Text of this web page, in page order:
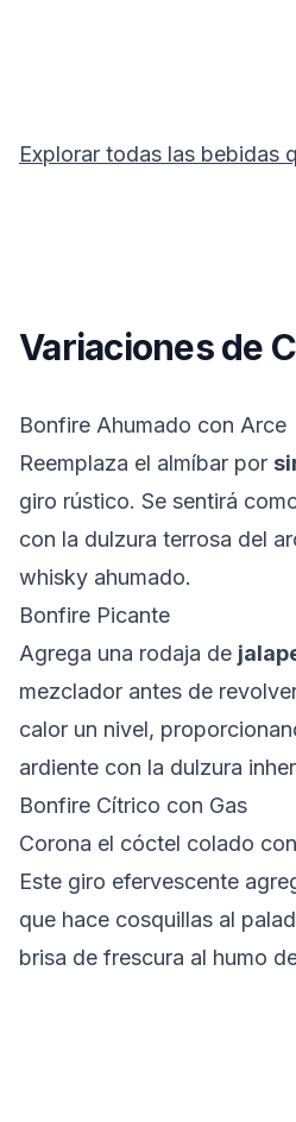
Explorar todas las bebidas
Variaciones de
Bonfire Ahumado con Arce
Reemplaza el almíbar por
giro rústico. Se sentirá
con la dulzura terrosa del
whisky ahumado.
Bonfire Picante
Agrega una rodaja de
mezclador antes de
calor un nivel,
ardiente con la dulzura
Bonfire Cítrico con Gas
Corona el cóctel colado
Este giro efervescente
que hace cosquillas al
brisa de frescura al humo